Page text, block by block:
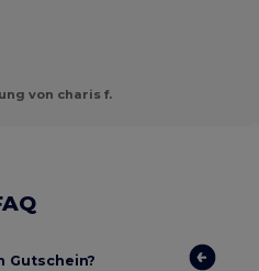
von charis f.
Gutschein?